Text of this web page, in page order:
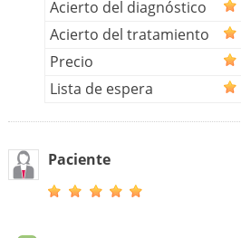
Acierto del diagnóstico
Acierto del tratamiento
Precio
Lista de espera
Paciente